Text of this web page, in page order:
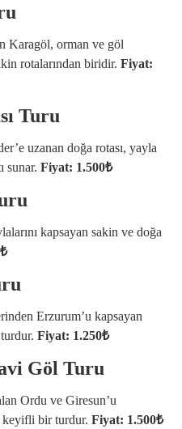
Karagöl, orman ve göl
rotalarından biridir. Fiyat:
Turu
uzanan doğa rotası, yayla
sunar. Fiyat: 1.500₺
kapsayan sakin ve doğa
Erzurum’u kapsayan
Fiyat: 1.250₺
Göl Turu
Ordu ve Giresun’u
keyifli bir turdur. Fiyat: 1.500₺